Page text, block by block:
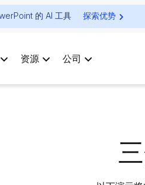
的 AI 工具 探索优势
资源 公司